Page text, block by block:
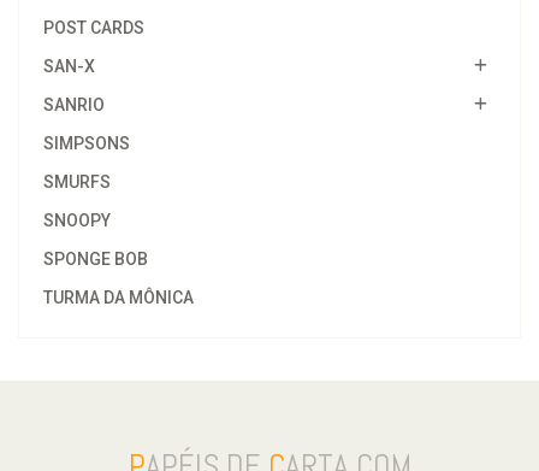
POST CARDS
SAN-X
SANRIO
SIMPSONS
SMURFS
SNOOPY
SPONGE BOB
TURMA DA MÔNICA